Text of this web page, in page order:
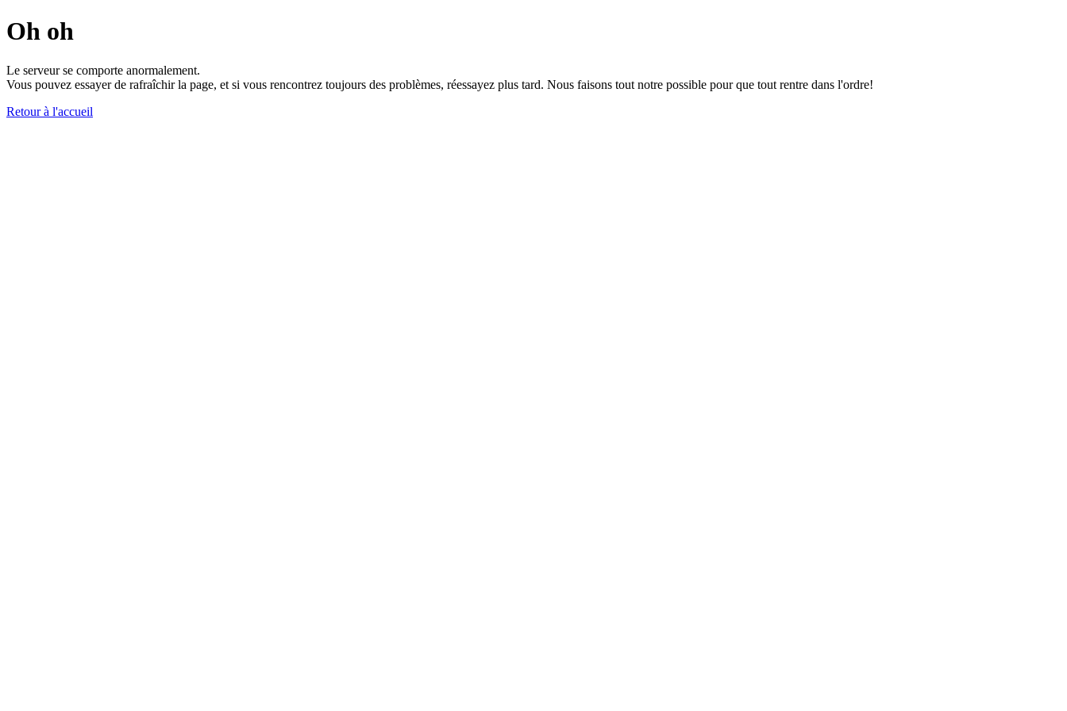
Oh oh
Le serveur se comporte anormalement.
Vous pouvez essayer de rafraîchir la page, et si vous rencontrez toujours des problèmes, réessayez plus tard. Nous faisons tout notre possible pour que tout rentre dans l'ordre!
Retour à l'accueil